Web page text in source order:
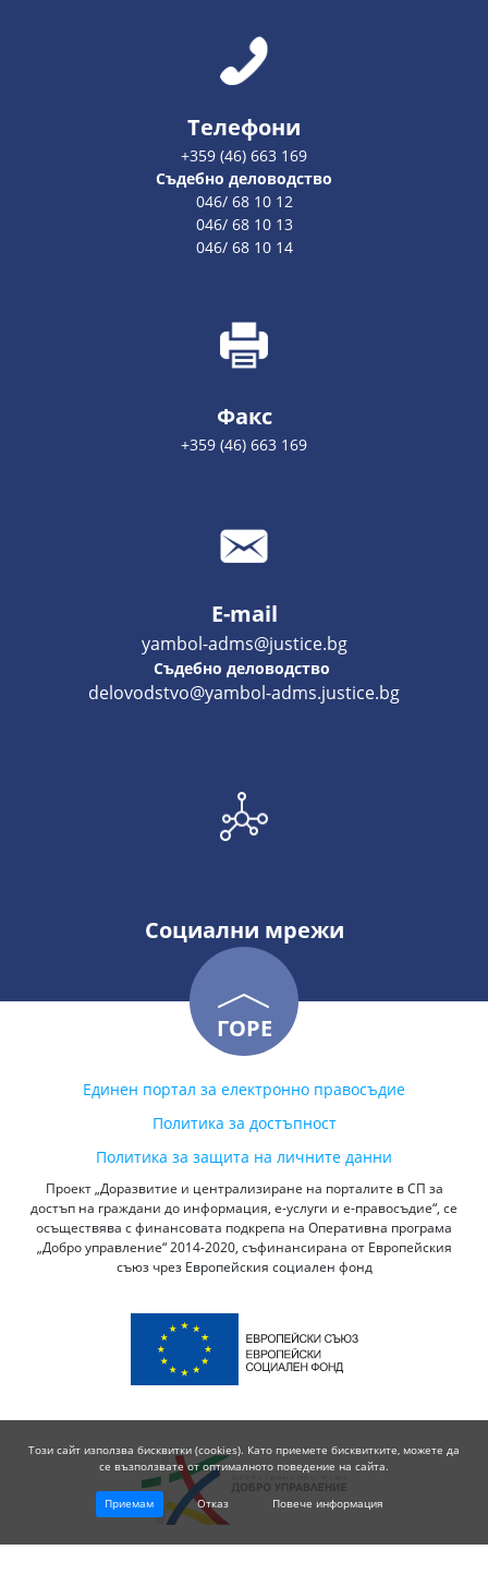
Телефони
+359 (46) 663 169
Съдебно деловодство
046/ 68 10 12
046/ 68 10 13
046/ 68 10 14
Факс
+359 (46) 663 169
E-mail
yambol-adms@justice.bg
Съдебно деловодство
delovodstvo@yambol-adms.justice.bg
Социални мрежи
ГОРЕ
Единен портал за електронно правосъдие
Политика за достъпност
Политика за защита на личните данни
Проект „Доразвитие и централизиране на порталите в СП за
достъп на граждани до информация, е-услуги и е-правосъдие“, се
осъществява с финансовата подкрепа на Оперативна програма
„Добро управление“ 2014-2020, съфинансирана от Европейския
съюз чрез Европейския социален фонд
Този сайт използва бисквитки (cookies). Като приемете бисквитките, можете да
се възползвате от оптималното поведение на сайта.
Приемам Отказ Повече информация